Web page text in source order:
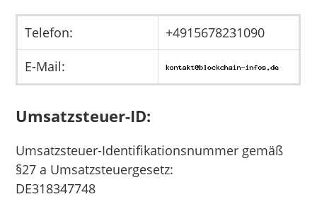
Telefon:
+4915678231090
E-Mail:
Umsatzsteuer-ID:
Umsatzsteuer-Identifikationsnummer gemäß
§27 a Umsatzsteuergesetz:
DE318347748